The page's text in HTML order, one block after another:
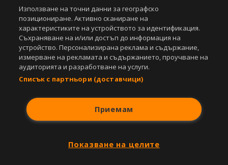
Използване на точни данни за географско
позициониране. Активно сканиране на
характеристиките на устройството за идентификация.
Съхраняване на и/или достъп до информация на
устройство. Персонализирана реклама и съдържание,
измерване на рекламата и съдържанието, проучване на
аудиторията и разработване на услуги.
Списък с партньори (доставчици)
Приемам
Показване на целите